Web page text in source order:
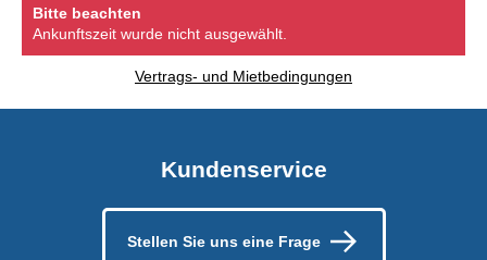
Bitte beachten
Ankunftszeit wurde nicht ausgewählt.
Vertrags- und Mietbedingungen
Kundenservice
Stellen Sie uns eine Frage